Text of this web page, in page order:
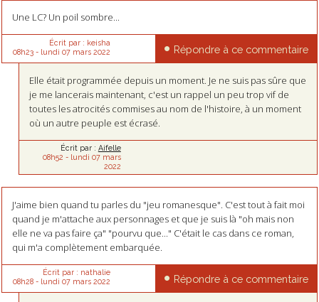
Une LC? Un poil sombre...
Écrit par : keisha
08h23- lundi 07 mars 2022 Répondre à ce commentaire
Elle était programmée depuis un moment. Je ne suis pas sûre que
je me lancerais maintenant, c'est un rappel un peu trop vif de
toutes les atrocités commises au nom de l'histoire, à un moment
où un autre peuple est écrasé.
Écrit par : Aifelle
08h52 - lundi 07 mars
2022
J'aime bien quand tu parles du "jeu romanesque". C'est tout à fait moi
quand je m'attache aux personnages et que je suis là "oh mais non
elle ne va pas faire ça" "pourvu que..." C'était le cas dans ce roman,
qui m'a complètement embarquée.
Écrit par : nathalie
08h28- lundi 07 mars 2022 Répondre à ce commentaire